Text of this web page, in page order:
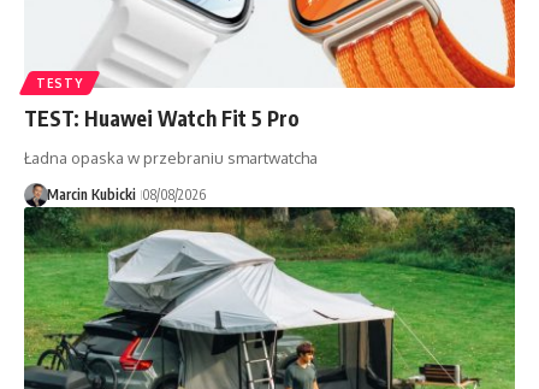
TESTY
TEST: Huawei Watch Fit 5 Pro
Ładna opaska w przebraniu smartwatcha
Marcin Kubicki 08/08/2026